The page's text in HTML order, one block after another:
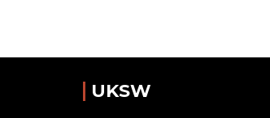
UKSW